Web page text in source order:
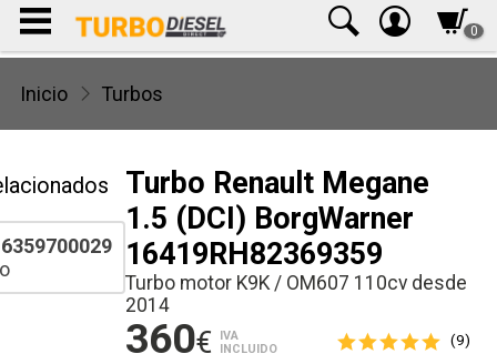
0
Inicio Turbos
Turbo Renault Megane
1.5 (DCI) BorgWarner
16419RH82369359
Turbo motor K9K / OM607 110cv desde
2014
360€
IVA
INCLUIDO
(9)